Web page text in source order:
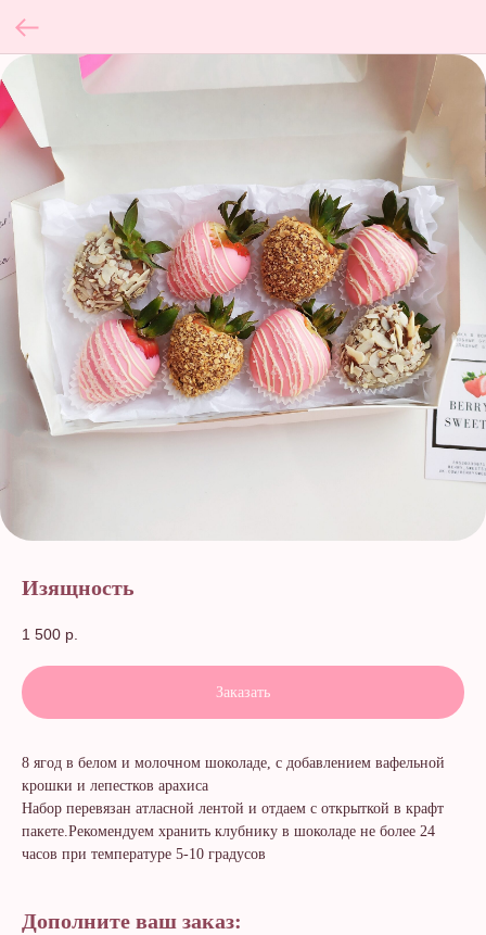
Изящность
1 500 р.
Заказать
8 ягод в белом и молочном шоколаде, с добавлением вафельной
крошки и лепестков арахиса
Набор перевязан атласной лентой и отдаем с открыткой в крафт
пакете.Рекомендуем хранить клубнику в шоколаде не более 24
часов при температуре 5-10 градусов
Дополните ваш заказ: